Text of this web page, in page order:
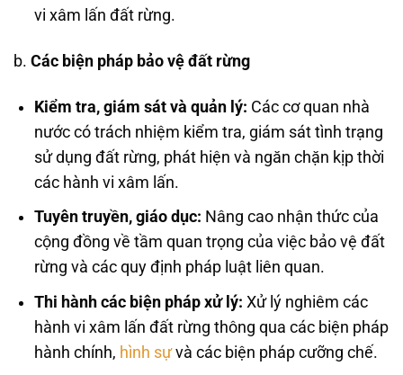
vi xâm lấn đất rừng.
b. Các biện pháp bảo vệ đất rừng
Kiểm tra, giám sát và quản lý: Các cơ quan nhà
nước có trách nhiệm kiểm tra, giám sát tình trạng
sử dụng đất rừng, phát hiện và ngăn chặn kịp thời
các hành vi xâm lấn.
Tuyên truyền, giáo dục: Nâng cao nhận thức của
cộng đồng về tầm quan trọng của việc bảo vệ đất
rừng và các quy định pháp luật liên quan.
Thi hành các biện pháp xử lý: Xử lý nghiêm các
hành vi xâm lấn đất rừng thông qua các biện pháp
hành chính, hình sựvà các biện pháp cưỡng chế.